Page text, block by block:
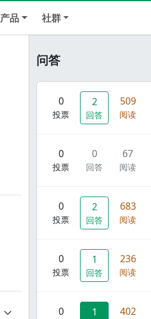
产品 社群
问答
0
投票
2
回答
509
阅读
0
投票
0
回答
67
阅读
0
投票
2
回答
683
阅读
0
投票
1
回答
236
阅读
0 1 402